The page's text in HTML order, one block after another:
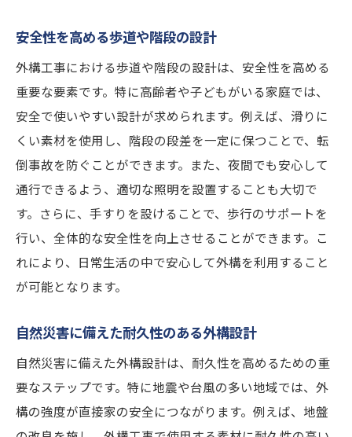
安全性を高める歩道や階段の設計
外構工事における歩道や階段の設計は、安全性を高める
重要な要素です。特に高齢者や子どもがいる家庭では、
安全で使いやすい設計が求められます。例えば、滑りに
くい素材を使用し、階段の段差を一定に保つことで、転
倒事故を防ぐことができます。また、夜間でも安心して
通行できるよう、適切な照明を設置することも大切で
す。さらに、手すりを設けることで、歩行のサポートを
行い、全体的な安全性を向上させることができます。こ
れにより、日常生活の中で安心して外構を利用すること
が可能となります。
自然災害に備えた耐久性のある外構設計
自然災害に備えた外構設計は、耐久性を高めるための重
要なステップです。特に地震や台風の多い地域では、外
構の強度が直接家の安全につながります。例えば、地盤